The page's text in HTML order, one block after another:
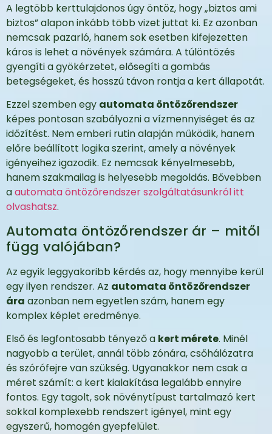
A legtöbb kerttulajdonos úgy öntöz, hogy „biztos ami
biztos” alapon inkább több vizet juttat ki. Ez azonban
nemcsak pazarló, hanem sok esetben kifejezetten
káros is lehet a növények számára. A túlöntözés
gyengíti a gyökérzetet, elősegíti a gombás
betegségeket, és hosszú távon rontja a kert állapotát.
Ezzel szemben egy automata öntözőrendszer
képes pontosan szabályozni a vízmennyiséget és az
időzítést. Nem emberi rutin alapján működik, hanem
előre beállított logika szerint, amely a növények
igényeihez igazodik. Ez nemcsak kényelmesebb,
hanem szakmailag is helyesebb megoldás. Bővebben
aautomata öntözőrendszer szolgáltatásunkról itt
olvashatsz.
Automata öntözőrendszer ár – mitől
függ valójában?
Az egyik leggyakoribb kérdés az, hogy mennyibe kerül
egy ilyen rendszer. Az automata öntözőrendszer
ára azonban nem egyetlen szám, hanem egy
komplex képlet eredménye.
Első és legfontosabb tényező a kert mérete. Minél
nagyobb a terület, annál több zónára, csőhálózatra
és szórófejre van szükség. Ugyanakkor nem csak a
méret számít: a kert kialakítása legalább ennyire
fontos. Egy tagolt, sok növénytípust tartalmazó kert
sokkal komplexebb rendszert igényel, mint egy
egyszerű, homogén gyepfelület.